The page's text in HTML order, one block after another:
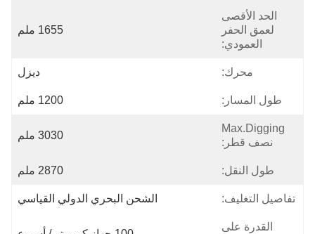
الحد الأقصى
لعمق الحفر
العمودي:
1655 ملم
محرك: ديزل
طول المسار: 1200 ملم
Max.digging
نصف قطر:
3030 ملم
طول النقل: 2870 ملم
تفاصيل التغليف: الشحن البحري الدولي القياسي
القدرة على